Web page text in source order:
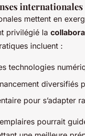
internationales
mettent en
privilégié la
incluent :
technologies
diversifiés
pour s’adapter
pourrait